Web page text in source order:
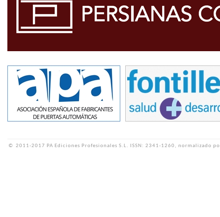
© 2011-2017 PA Ediciones Profesionales S.L. ISSN: 2341-1260, normalizado